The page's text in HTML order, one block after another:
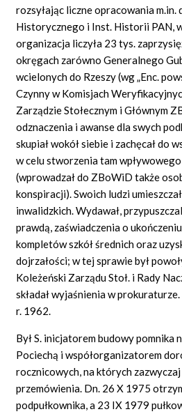
rozsyłając liczne opracowania
Historycznego i Inst. Historii PAN,
organizacja liczyła 23 tys.
okręgach zarówno Generalnego
wcielonych do Rzeszy (wg „Enc.
Czynny w Komisjach
Zarządzie Stołecznym i Głównym
odznaczenia i awanse dla swych
skupiał wokół siebie i zachęcał do
w celu stworzenia tam
(wprowadzał do ZBoWiD także
konspiracji). Swoich ludzi
inwalidzkich. Wydawał,
prawdą, zaświadczenia o
kompletów szkół średnich oraz
dojrzałości; w tej sprawie był
Koleżeński Zarządu Stoł. i Rady
składał wyjaśnienia w
r. 1962.
Był S. inicjatorem budowy pomnika
Pociechą i współorganizatorem
rocznicowych, na których zazwyczaj
przemówienia. Dn. 26 X 1975
podpułkownika, a 23 IX 1979